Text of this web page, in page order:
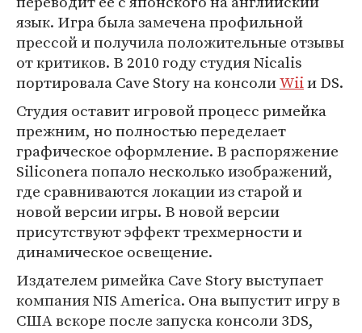
язык. Игра была замечена профильной
прессой и получила положительные отзывы
от критиков. В 2010 году студия Nicalis
портировала Cave Story на консолиWiiи DS.
Студия оставит игровой процесс римейка
прежним, но полностью переделает
графическое оформление. В распоряжение
Siliconera попало несколько изображений,
где сравниваются локации из старой и
новой версии игры. В новой версии
присутствуют эффект трехмерности и
динамическое освещение.
Издателем римейка Cave Story выступает
компания NIS America. Она выпустит игру в
США вскоре после запуска консоли 3DS,